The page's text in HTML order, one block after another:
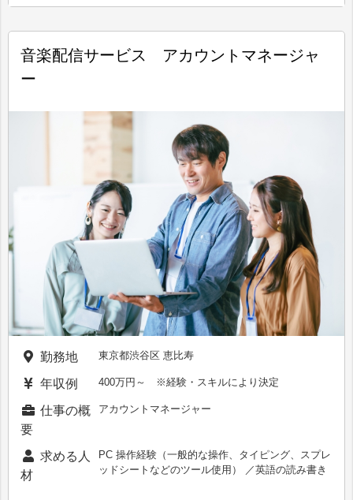
音楽配信サービス アカウントマネージャ
ー
勤務地 東京都渋谷区 恵比寿
年収例 400万円～ ※経験・スキルにより決定
仕事の概
要
アカウントマネージャー
求める人
材
PC 操作経験（一般的な操作、タイピング、スプレ
ッドシートなどのツール使用） ／英語の読み書き